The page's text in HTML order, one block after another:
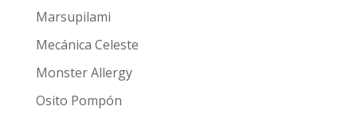
Marsupilami
Mecánica Celeste
Monster Allergy
Osito Pompón